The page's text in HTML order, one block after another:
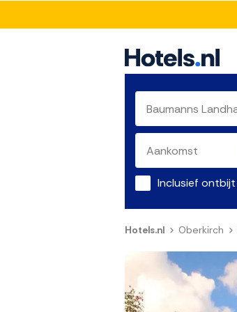
Inclusief ontbijt
Hotels.nl Oberkirch